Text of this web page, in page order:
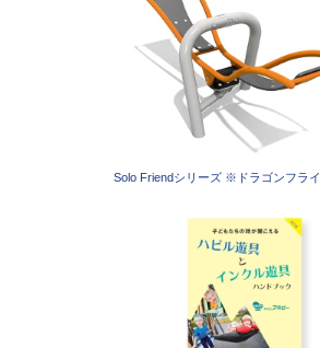
Solo Friendシリーズ ※ドラゴンフライ